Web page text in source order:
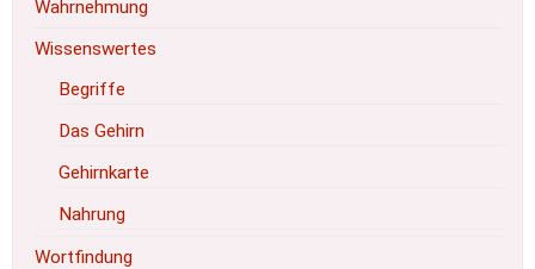
Wahrnehmung
Wissenswertes
Begriffe
Das Gehirn
Gehirnkarte
Nahrung
Wortfindung